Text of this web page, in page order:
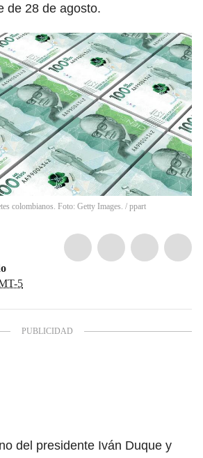
de 28 de agosto.
colombianos. Foto: Getty Images. / ppart
5
del presidente Iván Duque y